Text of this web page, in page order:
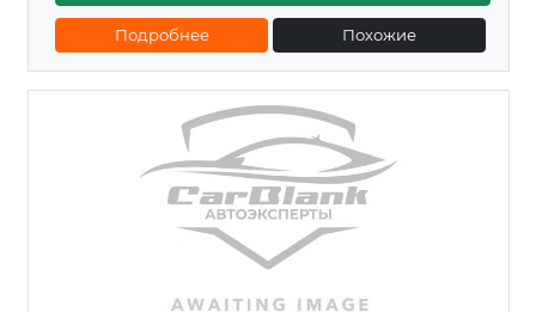
Подробнее Похожие